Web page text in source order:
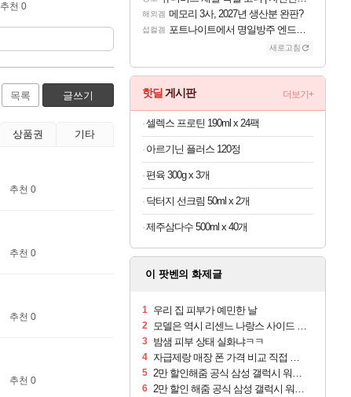
추천 0
목록 글쓰기
상품권 기타
추천 0
추천 0
추천 0
추천 0
해외겜 메모리 3사, 2027년 생산분 완판?
섭컬겜 포트나이트에서 명일방주 엔드필드 [펠리카] 판매 예정
새로고침
핫딜 게시판 더보기+
셀렉스 프로틴 190ml x 24팩
아르기닌 플러스 120정
편육 300g x 3개
닥터지 선크림 50ml x 2개
제주삼다수 500ml x 40개
이 팟벤의 화제글
1 우리 집 피부가 예민한 날
2 모델은 역시 리센느 나랑스 사이드 1.25L 1박스
3 밤샘 피부 상태 실화냐ㅋㅋ
4 자급제랑 매장 폰 가격 비교 직접 안가도 되네요
5 2만 할인해줌 공식 삼성 갤럭시 워치9 크림, 40mm, 블루투스
6 2만 할인 해줌 공식 삼성 갤럭시 워치9 실버, 44mm, 블루투스